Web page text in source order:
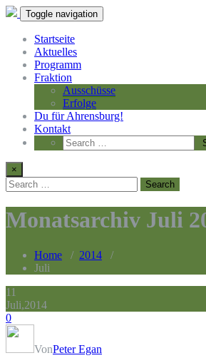
Toggle navigation
Startseite
Aktuelles
Programm
Fraktion
Ausschüsse
Erfolge
Du für Ahrensburg!
Kontakt
×
Monatsarchiv Juli
Home / 2014 /
Juli
11
Juli,2014
0
VonPeter Egan